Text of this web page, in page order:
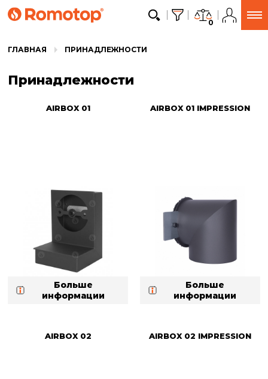
0
ГЛАВНАЯ ПРИНАДЛЕЖНОСТИ
Принадлежности
AIRBOX 01
Больше
информации
AIRBOX 01 IMPRESSION
Больше
информации
AIRBOX 02 AIRBOX 02 IMPRESSION